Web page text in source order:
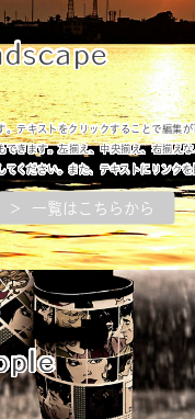
。テキストをクリックすることで編集
できます。左揃え、中央揃え、右揃え
てください。また、テキストにリンク
＞ 一覧はこちらから